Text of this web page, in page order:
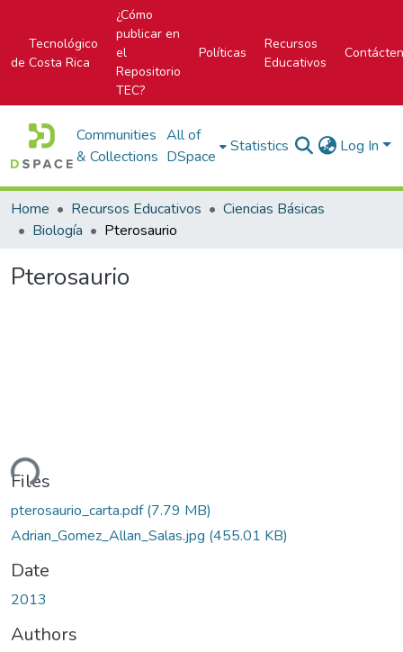
Tecnológico
de Costa Rica
¿Cómo
publicar en
el
Repositorio
TEC?
Políticas
Recursos
Educativos
Communities
& Collections
All of
DSpace
Statistics Log In
Home Recursos Educativos
Ciencias Básicas
Biología
Pterosaurio
Pterosaurio
Files
pterosaurio_carta.pdf(7.79 MB)
Adrian_Gomez_Allan_Salas.jpg (455.01 KB)
Date
2013
Authors